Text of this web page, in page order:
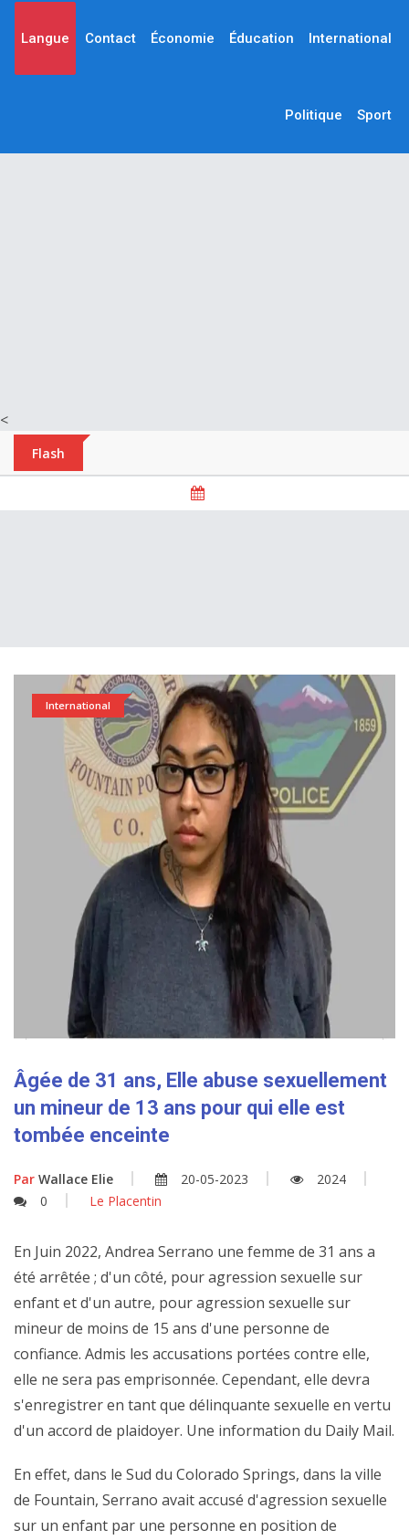
<
Langue Contact Économie Éducation International
Politique Sport
Flash
International
Âgée de 31 ans, Elle abuse sexuellement
un mineur de 13 ans pour qui elle est
tombée enceinte
Par Wallace Elie 20-05-2023
2024
0
Le Placentin
En Juin 2022, Andrea Serrano une femme de 31 ans a
été arrêtée ; d'un côté, pour agression sexuelle sur
enfant et d'un autre, pour agression sexuelle sur
mineur de moins de 15 ans d'une personne de
confiance. Admis les accusations portées contre elle,
elle ne sera pas emprisonnée. Cependant, elle devra
s'enregistrer en tant que délinquante sexuelle en vertu
d'un accord de plaidoyer. Une information du Daily Mail.
En effet, dans le Sud du Colorado Springs, dans la ville
de Fountain, Serrano avait accusé d'agression sexuelle
sur un enfant par une personne en position de